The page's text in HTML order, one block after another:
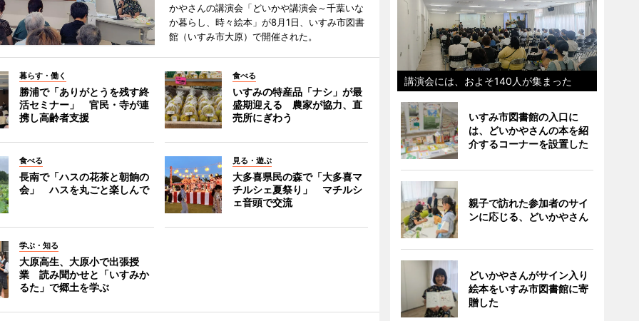
かやさんの講演会「どいかや講演会～千葉いな
か暮らし、時々絵本」が8月1日、いすみ市図書
館（いすみ市大原）で開催された。
暮らす・働く
勝浦で「ありがとうを残す終
活セミナー」 官民・寺が連
携し高齢者支援
食べる
いすみの特産品「ナシ」が最
盛期迎える 農家が協力、直
売所にぎわう
食べる
長南で「ハスの花茶と朝餉の
会」 ハスを丸ごと楽しんで
見る・遊ぶ
大多喜県民の森で「大多喜マ
チルシェ夏祭り」 マチルシ
ェ音頭で交流
学ぶ・知る
大原高生、大原小で出張授
業 読み聞かせと「いすみか
るた」で郷土を学ぶ
講演会には、およそ140人が集まった
いすみ市図書館の入口に
は、どいかやさんの本を紹
介するコーナーを設置した
親子で訪れた参加者のサイ
ンに応じる、どいかやさん
どいかやさんがサイン入り
絵本をいすみ市図書館に寄
贈した